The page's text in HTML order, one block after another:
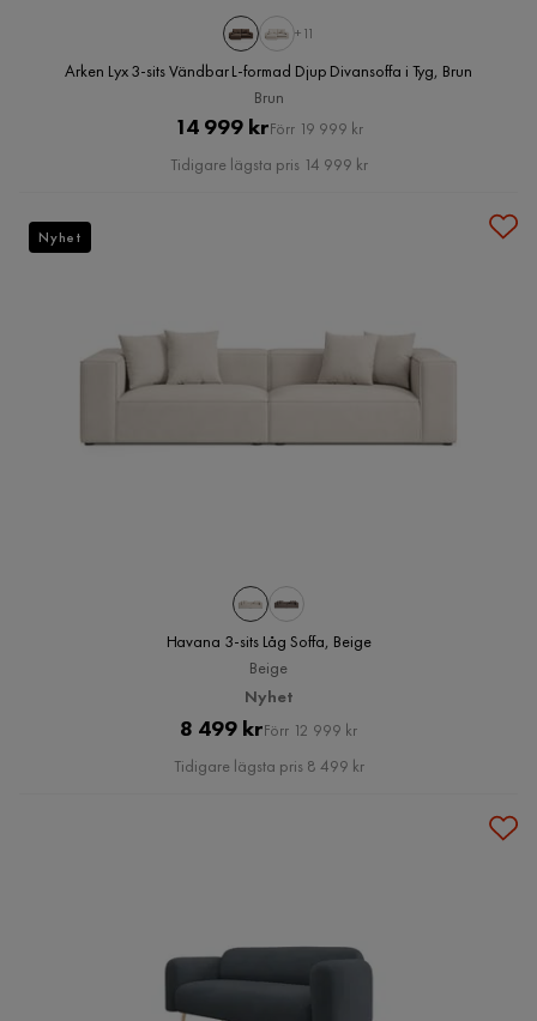
+11
Arken Lyx 3-sits Vändbar L-formad Djup Divansoffa i Tyg, Brun
Brun
Pris
14 999 krOriginal
Pris
Förr 19 999 kr
Tidigare lägsta pris 14 999 kr
Havana 3-sits Låg Soffa, Beige
Beige
Nyhet
Pris
8 499 krOriginal
Pris
Förr 12 999 kr
Tidigare lägsta pris 8 499 kr
Nyhet